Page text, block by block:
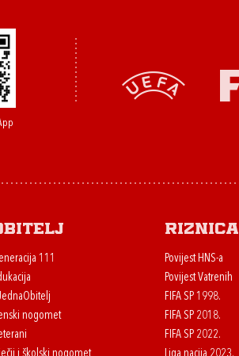
111
nogomet
i školski nogomet
Riznica
Povijest HNS-a
Povijest Vatrenih
FIFA SP 1998.
FIFA SP 2018.
FIFA SP 2022.
Liga nacija 2023.